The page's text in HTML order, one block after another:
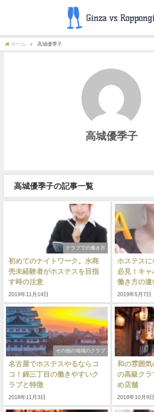
ホーム 高城優季子
高城優季子
高城優季子の記事一覧
クラブでの働き方
初めてのナイトワーク。水商
売未経験者がホステスを目指
す時の注意
2019年11月14日
ホステス
必見！キ
働き方の違
2019年5月7日
その他の地域のクラブ
名古屋でホステスやるならコ
コ！錦三丁目の働きやすいク
ラブと特徴
2018年11月3日
和の雰囲気
の高級クラ
め店舗
2018年10月9日